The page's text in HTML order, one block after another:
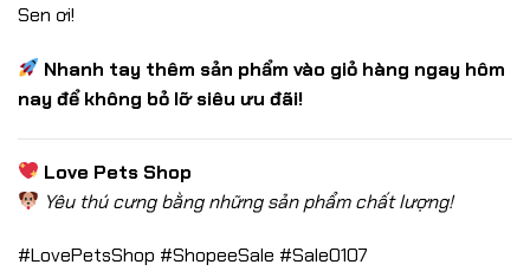
Sen ơi!
Nhanh tay thêm sản phẩm vào giỏ hàng ngay hôm
nay để không bỏ lỡ siêu ưu đãi!
Love Pets Shop
Yêu thú cưng bằng những sản phẩm chất lượng!
#LovePetsShop #ShopeeSale #Sale0107